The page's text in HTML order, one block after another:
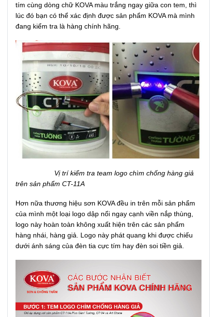
tím cùng dòng chữ KOVA màu trắng ngay giữa con tem, thì
lúc đó bạn có thể xác định được sản phẩm KOVA mà mình
đang kiểm tra là hàng chính hãng.
Vị trí kiểm tra team logo chìm chống hàng giả
trên sản phẩm CT-11A
Hơn nữa thương hiệu sơn KOVA đều in trên mỗi sản phẩm
của mình một loại logo dập nổi ngay cạnh viền nắp thùng,
logo này hoàn toàn không xuất hiện trên các sản phẩm
hàng nhái, hàng giả. Logo này phát quang khi được chiếu
dưới ánh sáng của đèn tia cực tím hay đèn soi tiền giả.